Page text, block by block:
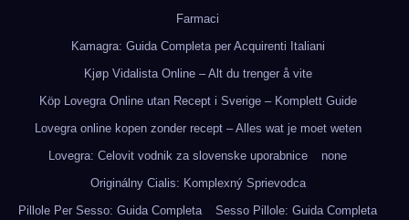
Farmaci
Kamagra: Guida Completa per Acquirenti Italiani
Kjøp Vidalista Online – Alt du trenger å vite
Köp Lovegra Online utan Recept i Sverige – Komplett Guide
Lovegra online kopen zonder recept – Alles wat je moet weten
Lovegra: Celovit vodnik za slovenske uporabnice
none
Originálny Cialis: Komplexný Sprievodca
Pillole Per Sesso: Guida Completa
Sesso Pillole: Guida Completa